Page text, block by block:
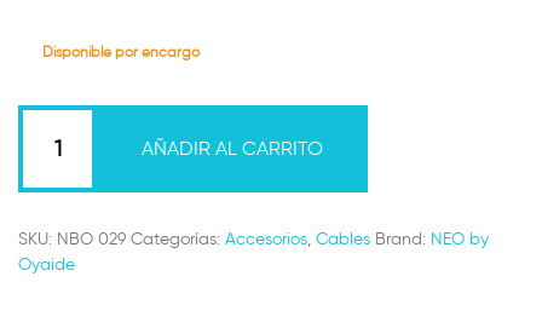
Disponible por encargo
D+
CLASS
CABLE
Cantidad
AÑADIR AL CARRITO
SKU: NBO 029 Categorías: Accesorios, Cables Brand: NEO by
Oyaide